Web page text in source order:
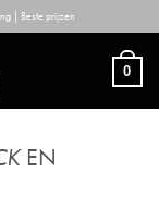
| Beste prijzen
0
EN